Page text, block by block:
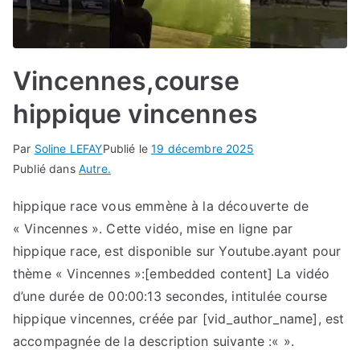
Vincennes,course
hippique vincennes
Par Soline LEFAYPublié le19 décembre 2025
Publié dans Autre.
hippique race vous emmène à la découverte de
« Vincennes ». Cette vidéo, mise en ligne par
hippique race, est disponible sur Youtube.ayant pour
thème « Vincennes »:[embedded content] La vidéo
d’une durée de 00:00:13 secondes, intitulée course
hippique vincennes, créée par [vid_author_name], est
accompagnée de la description suivante :« ».